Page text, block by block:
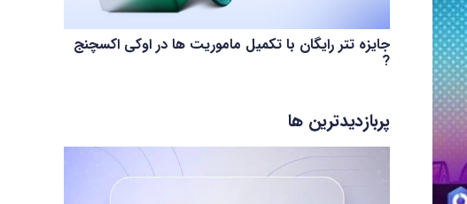
جایزه تتر رایگان با تکمیل ماموریت ها در اوکی اکسچنج
?
پربازدیدترین ها